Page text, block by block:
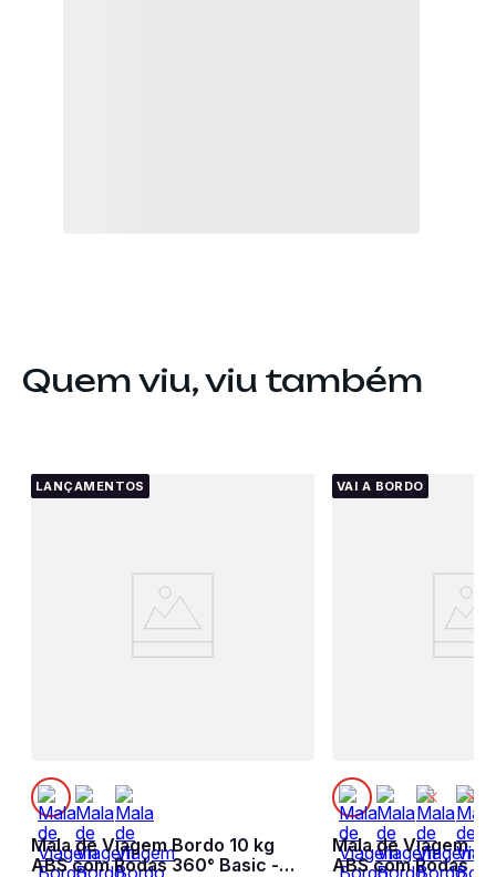
Quem viu, viu também
LANÇAMENTOS
Mala de Viagem Bordo 10 kg
ABS com Rodas 360° Basic -
VAI A BORDO
Mala de Viagem
ABS com Rodas